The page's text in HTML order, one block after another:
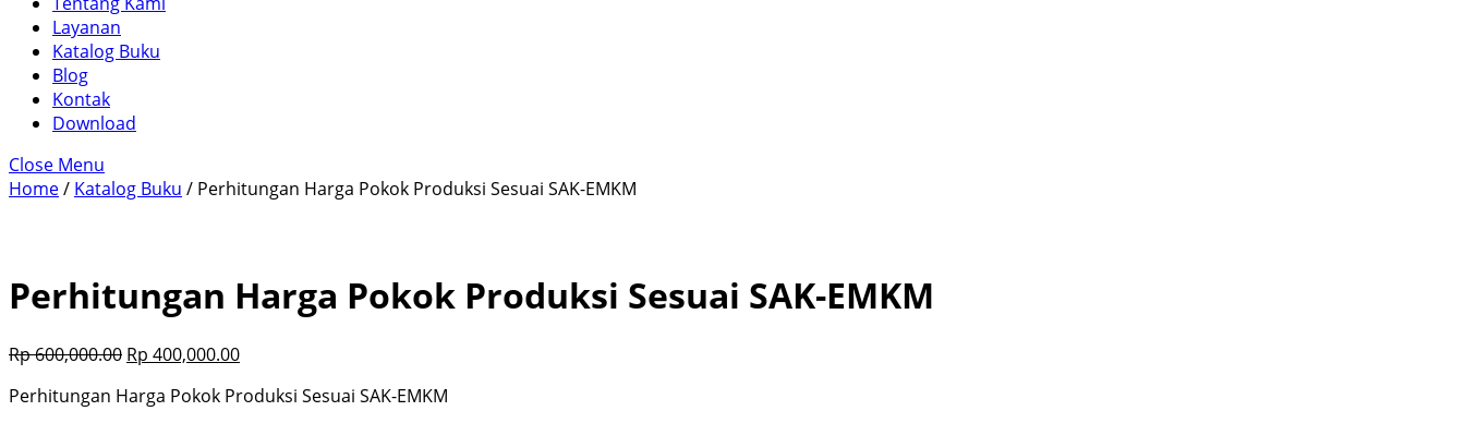
Layanan
Katalog Buku
Blog
Kontak
Download
Close Menu
Home/ Katalog Buku / Perhitungan Harga Pokok Produksi Sesuai SAK-EMKM
Perhitungan Harga Pokok Produksi Sesuai SAK-EMKM
Rp600,000.00 Rp 400,000.00
Perhitungan Harga Pokok Produksi Sesuai SAK-EMKM